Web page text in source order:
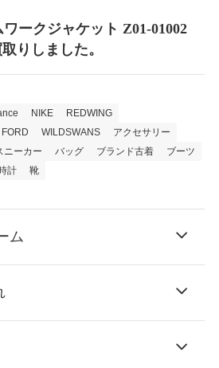
ワークジャケット Z01-01002
りしました。
NIKE
REDWING
WILDSWANS
アクセサリー
ニーカー バッグ ブランド古着
ブーツ
計 靴
ム